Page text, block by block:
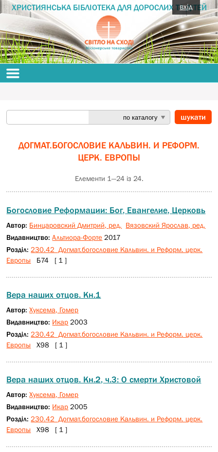
ХРИСТИЯНСЬКА БІБЛІОТЕКА ДЛЯ ДОРОСЛИХ ТА ДІТЕЙ
ДОГМАТ.БОГОСЛОВИЕ КАЛЬВИН. И РЕФОРМ.
ЦЕРК. ЕВРОПЫ
Елементи 1—24 із 24.
Богословие Реформации: Бог, Евангелие, Церковь
Автор: Бинцаровский Дмитрий, ред. Вязовский Ярослав, ред.
Видавництво:Альтиора-Форте 2017
Розділ: 230.42 Догмат.богословие Кальвин. и Реформ. церк.
Европы Б74 [ 1 ]
Вера наших отцов. Кн.1
Автор:Хуксема, Гомер
Видавництво: Икар 2003
Розділ: 230.42 Догмат.богословие Кальвин. и Реформ. церк.
Европы Х98 [ 1 ]
Вера наших отцов. Кн.2, ч.3: О смерти Христовой
Автор:Хуксема, Гомер
Видавництво: Икар 2005
Розділ: 230.42 Догмат.богословие Кальвин. и Реформ. церк.
Европы Х98 [ 1 ]
вхід